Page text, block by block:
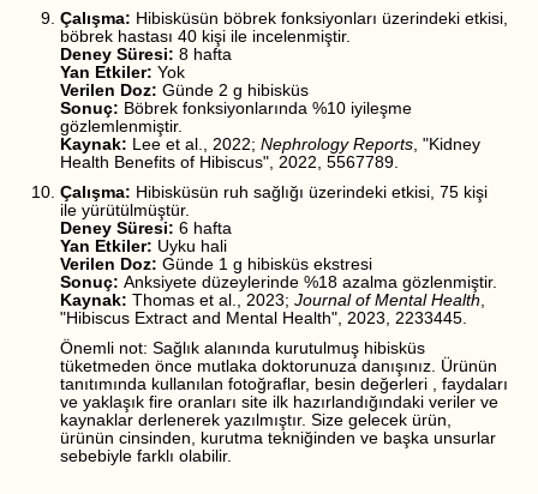
Çalışma: Hibisküsün böbrek fonksiyonları üzerindeki etkisi,
böbrek hastası 40 kişi ile incelenmiştir.
Deney Süresi: 8 hafta
Yan Etkiler: Yok
Verilen Doz: Günde 2 g hibisküs
Sonuç: Böbrek fonksiyonlarında %10 iyileşme
gözlemlenmiştir.
Kaynak: Lee et al., 2022; Nephrology Reports, "Kidney
Health Benefits of Hibiscus", 2022, 5567789.
Çalışma: Hibisküsün ruh sağlığı üzerindeki etkisi, 75 kişi
ile yürütülmüştür.
Deney Süresi: 6 hafta
Yan Etkiler: Uyku hali
Verilen Doz: Günde 1 g hibisküs ekstresi
Sonuç: Anksiyete düzeylerinde %18 azalma gözlenmiştir.
Kaynak: Thomas et al., 2023; Journal of Mental Health,
"Hibiscus Extract and Mental Health", 2023, 2233445.
Önemli not: Sağlık alanında kurutulmuş hibisküs
tüketmeden önce mutlaka doktorunuza danışınız. Ürünün
tanıtımında kullanılan fotoğraflar, besin değerleri , faydaları
ve yaklaşık fire oranları site ilk hazırlandığındaki veriler ve
kaynaklar derlenerek yazılmıştır. Size gelecek ürün,
ürünün cinsinden, kurutma tekniğinden ve başka unsurlar
sebebiyle farklı olabilir.